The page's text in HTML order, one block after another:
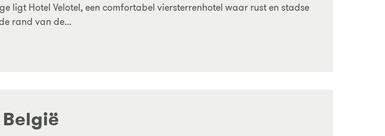
ligt Hotel Velotel, een comfortabel viersterrenhotel waar rust en stadse
rand van de...